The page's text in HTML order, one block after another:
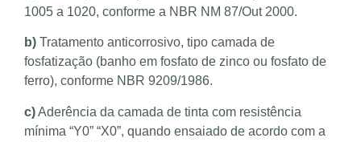
1005 a 1020, conforme a NBR NM 87/Out 2000.
b) Tratamento anticorrosivo, tipo camada de
fosfatização (banho em fosfato de zinco ou fosfato de
ferro), conforme NBR 9209/1986.
c)Aderência da camada de tinta com resistência
mínima “Y0” “X0”, quando ensaiado de acordo com a